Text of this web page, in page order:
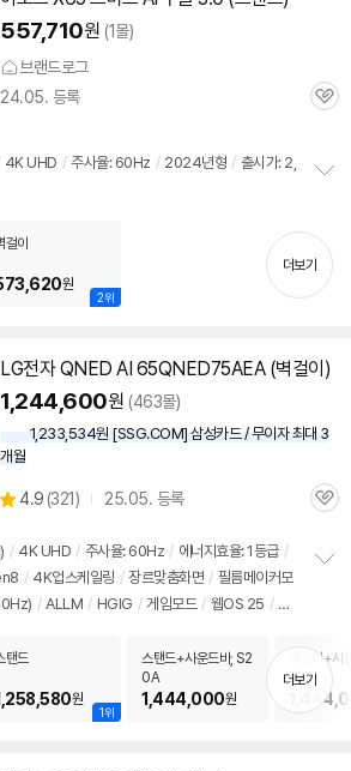
557,710원 (1몰)
브랜드로그
24.05. 등록
관
4K UHD / 주사율: 60Hz / 2024년형 / 출시가: 2,
치
기
2위
걸이
원
더보기
LG전자 QNED AI 65QNED75AEA (벽걸이)
1,244,600원 (463몰)
1,233,534원 [SSG.COM] 삼성카드 / 무이자 최대 3
개월
별
4.9 (상
리
뷰
321) 25.05. 등록
관
/ 4K UHD / 주사율: 60Hz / 에너지효율: 1등급 /
/ 4K업스케일링 / 장르맞춤화면 / 필름메이커모
/ ALLM / HGIG / 게임모드 / 웹OS 25 / H
치
기
1위
탠드
원
스탠드+사운드바, S2
0A
1,444,000원
벽걸이+사
0A
더보기